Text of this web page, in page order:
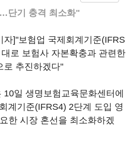
단기 충격 최소화"
자]"보험업 국제회계기준(IFRS
로 보험사 자본확충과 관련한
로 추진하겠다"
일 생명보험교육문화센터에
계기준(IFRS4) 2단계 도입 영
한 시장 혼선을 최소화하겠